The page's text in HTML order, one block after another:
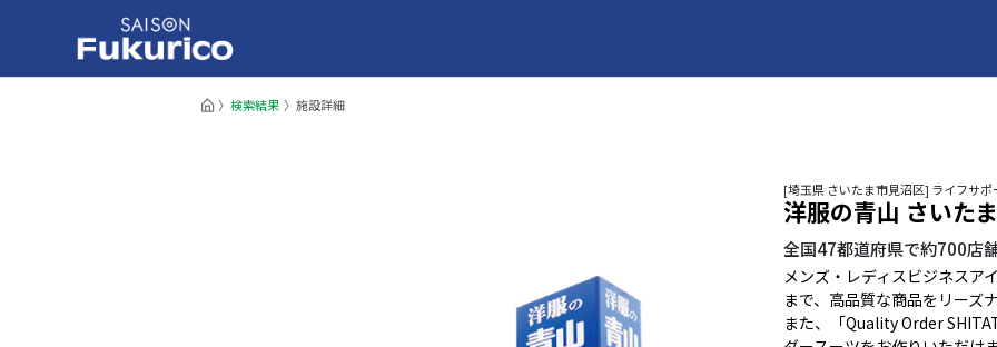
検索結果 施設詳細
[埼玉県 さいたま市見沼区] ライフサ
洋服の青山 さいた
全国47都道府県で約700店
メンズ・レディスビジネスア
まで、高品質な商品をリーズ
また、「Quality Order